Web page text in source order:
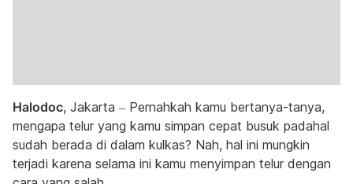
Halodoc, Jakarta – Pernahkah kamu bertanya-tanya,
mengapa telur yang kamu simpan cepat busuk padahal
sudah berada di dalam kulkas? Nah, hal ini mungkin
terjadi karena selama ini kamu menyimpan telur dengan